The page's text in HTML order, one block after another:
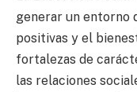
generar un entorno
positivas y el
fortalezas de
las relaciones